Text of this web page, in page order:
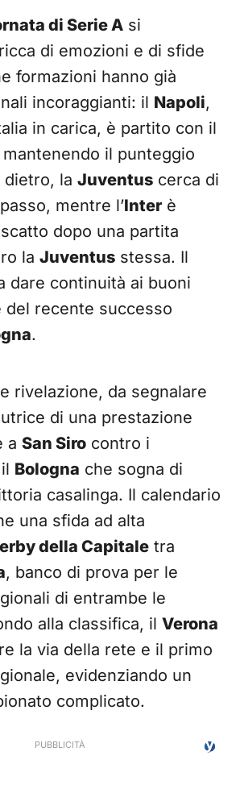
di Serie A si
di emozioni e di sfide
formazioni hanno già
incoraggianti: il Napoli,
in carica, è partito con il
il punteggio
dietro, la Juventus cerca di
mentre l’Inter è
dopo una partita
la Juventus stessa. Il
dare continuità ai buoni
recente successo
.
rivelazione, da segnalare
di una prestazione
a San Siro contro i
Bologna che sogna di
casalinga. Il calendario
una sfida ad alta
della Capitale tra
, banco di prova per le
di entrambe le
alla classifica, il Verona
la via della rete e il primo
evidenziando un
complicato.